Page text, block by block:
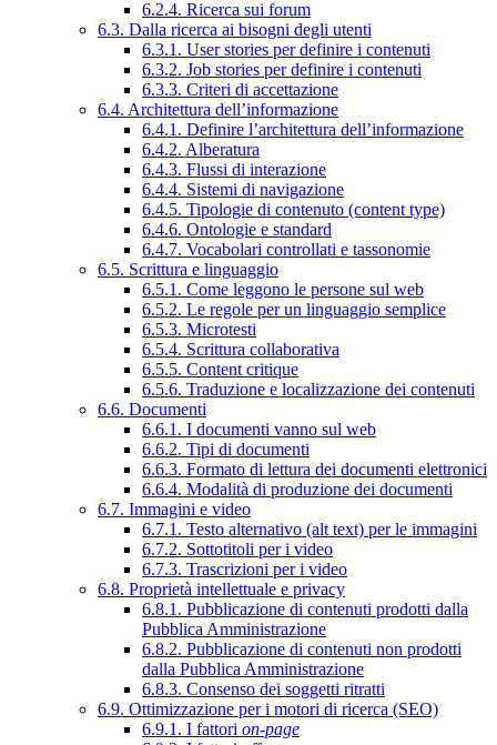
6.2.4. Ricerca sui forum
6.3. Dalla ricerca ai bisogni degli utenti
6.3.1. User stories per definire i contenuti
6.3.2. Job stories per definire i contenuti
6.3.3. Criteri di accettazione
6.4. Architettura dell’informazione
6.4.1. Definire l’architettura dell’informazione
6.4.2. Alberatura
6.4.3. Flussi di interazione
6.4.4. Sistemi di navigazione
6.4.5. Tipologie di contenuto (content type)
6.4.6. Ontologie e standard
6.4.7. Vocabolari controllati e tassonomie
6.5. Scrittura e linguaggio
6.5.1. Come leggono le persone sul web
6.5.2. Le regole per un linguaggio semplice
6.5.3. Microtesti
6.5.4. Scrittura collaborativa
6.5.5. Content critique
6.5.6. Traduzione e localizzazione dei contenuti
6.6. Documenti
6.6.1. I documenti vanno sul web
6.6.2. Tipi di documenti
6.6.3. Formato di lettura dei documenti elettronici
6.6.4. Modalità di produzione dei documenti
6.7. Immagini e video
6.7.1. Testo alternativo (alt text) per le immagini
6.7.2. Sottotitoli per i video
6.7.3. Trascrizioni per i video
6.8. Proprietà intellettuale e privacy
6.8.1. Pubblicazione di contenuti prodotti dalla
Pubblica Amministrazione
6.8.2. Pubblicazione di contenuti non prodotti
dalla Pubblica Amministrazione
6.8.3. Consenso dei soggetti ritratti
6.9. Ottimizzazione per i motori di ricerca (SEO)
6.9.1. I fattori on-page